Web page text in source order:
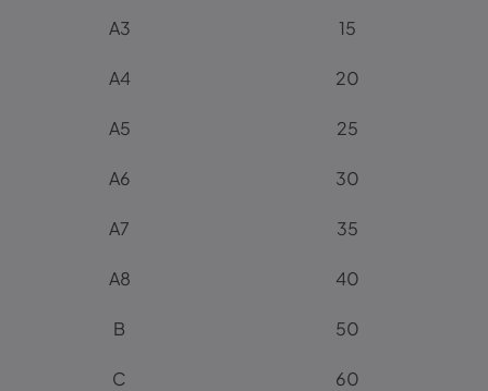
A3 15
A4 20
A5 25
A6 30
A7 35
A8 40
B 50
C 60